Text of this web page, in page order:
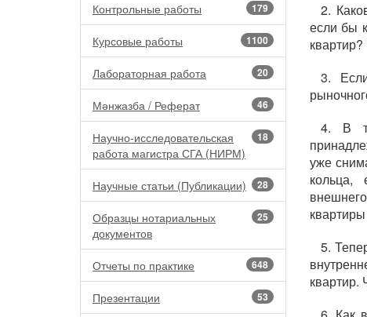
179
Контрольные работы
1100
Курсовые работы
20
Лабораторная работа
46
Мәнжазба / Реферат
18
Научно-исследовательская
работа магистра СГА (НИРМ)
28
Научные статьи (Публикации)
25
Образцы нотариальных
документов
648
Отчеты по практике
53
Презентации
2.
если бы
3.
4. В
уже
кольца,
5.
квартир.